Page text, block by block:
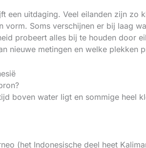
een uitdaging. Veel eilanden zijn zo
Soms verschijnen er bij laag
probeert alles bij te houden door
nieuwe metingen en welke plekken
boven water ligt en sommige heel
(het Indonesische deel heet